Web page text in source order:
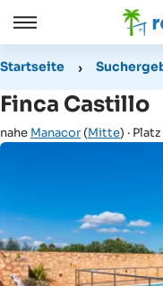
Öffnen
Schließen
Startseite
Finca Castillo
nahe Manacor (Mitte) ·